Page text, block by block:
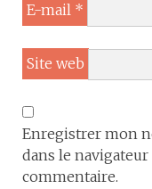
E-mail *
Site web
Enregistrer mon
dans le
commentaire.